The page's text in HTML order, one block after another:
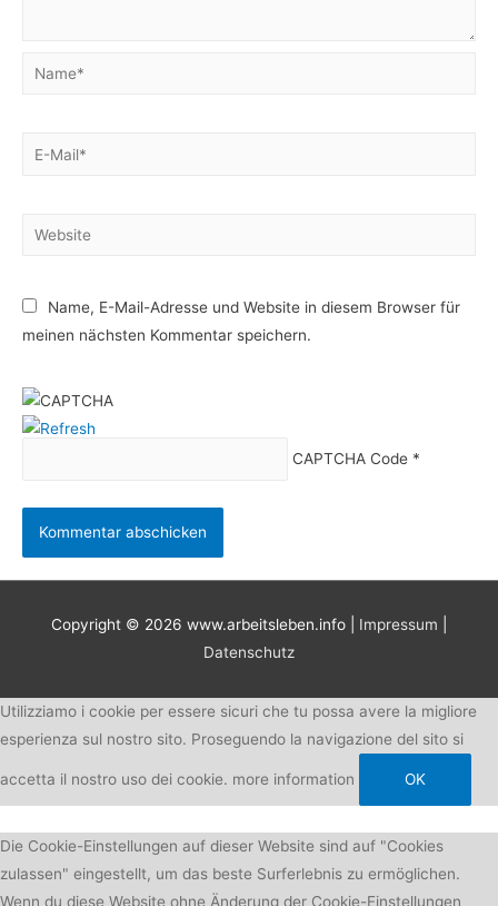
Name*
E-
Website
Name, E-Mail-Adresse und Website in diesem Browser für
meinen nächsten Kommentar speichern.
CAPTCHA Code*
Copyright © 2026 www.arbeitsleben.info Impressum
Datenschutz
Utilizziamo i cookie per essere sicuri che tu possa avere la migliore
esperienza sul nostro sito. Proseguendo la navigazione del sito si
accetta il nostro uso dei cookie. more information OK
Die Cookie-Einstellungen auf dieser Website sind auf "Cookies
zulassen" eingestellt, um das beste Surferlebnis zu ermöglichen.
Wenn du diese Website ohne Änderung der Cookie-Einstellungen